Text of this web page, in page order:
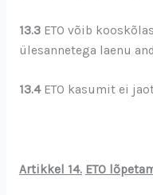
13.3ETO võib
ülesannetega laenu
13.4ETO kasumit ei
Artikkel 14. ETO